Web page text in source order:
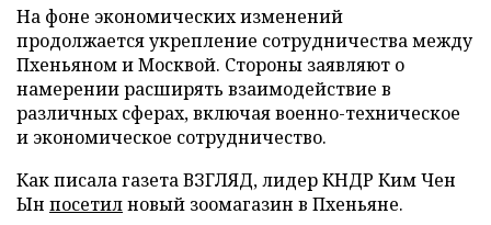
На фоне экономических изменений
продолжается укрепление сотрудничества между
Пхеньяном и Москвой. Стороны заявляют о
намерении расширять взаимодействие в
различных сферах, включая военно-техническое
и экономическое сотрудничество.
Как писала газета ВЗГЛЯД, лидер КНДР Ким Чен
Ын посетилновый зоомагазин в Пхеньяне.